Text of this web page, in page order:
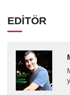
EDİTÖR